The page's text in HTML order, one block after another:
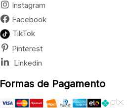
Instagram
Facebook
TikTok
Pinterest
Linkedin
Formas de Pagamento